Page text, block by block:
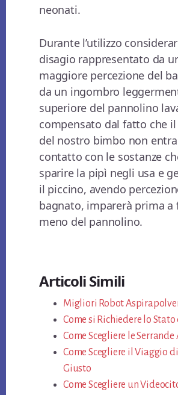
neonati.
Durante l’utilizzo
disagio rappresentato da
maggiore percezione del
da un ingombro
superiore del pannolino
compensato dal fatto che
del nostro bimbo non
contatto con le sostanze
sparire la pipì negli usa e
il piccino, avendo
bagnato, imparerà prima a
meno del pannolino.
Articoli Simili
Migliori Robot
Come si Richiedere lo
Come Scegliere le
Come Scegliere il Viaggio
Giusto
Come Scegliere un